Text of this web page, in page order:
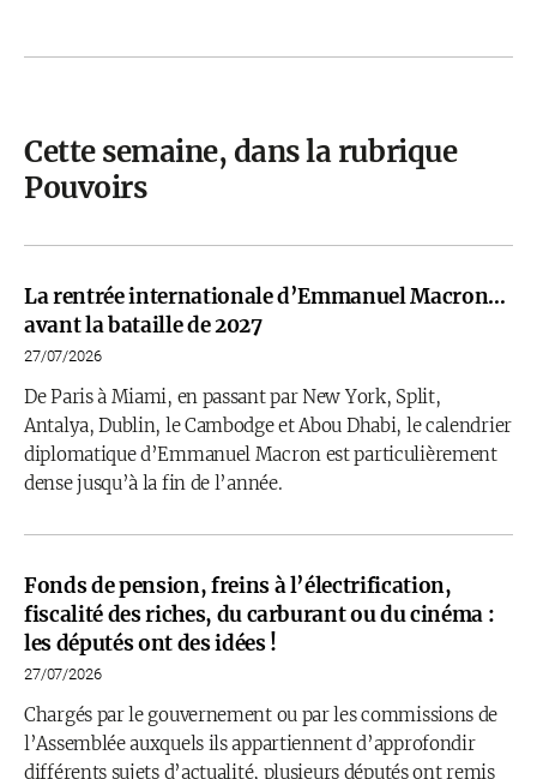
Cette semaine, dans la rubrique
Pouvoirs
La rentrée internationale d’Emmanuel Macron…
avant la bataille de 2027
27/07/2026
De Paris à Miami, en passant par New York, Split,
Antalya, Dublin, le Cambodge et Abou Dhabi, le calendrier
diplomatique d’Emmanuel Macron est particulièrement
dense jusqu’à la fin de l’année.
Fonds de pension, freins à l’électrification,
fiscalité des riches, du carburant ou du cinéma :
les députés ont des idées !
27/07/2026
Chargés par le gouvernement ou par les commissions de
l’Assemblée auxquels ils appartiennent d’approfondir
différents sujets d’actualité, plusieurs députés ont remis